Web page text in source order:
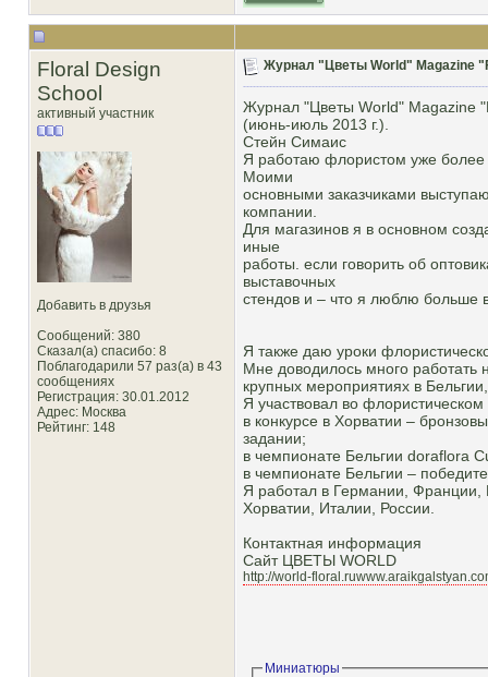
Floral Design
School
активный участник
Добавить в друзья
Сообщений: 380
Сказал(а) спасибо: 8
Поблагодарили 57 раз(а) в 43
сообщениях
Регистрация: 30.01.2012
Адрес: Москва
Рейтинг: 148
Журнал "Цветы World" Magazine
Журнал "Цветы World" Magazine
(июнь-июль 2013 г.).
Стейн Симаис
Я работаю флористом уже более
Моими
основными заказчиками
компании.
Для магазинов я в основном
иные
работы. если говорить об
выставочных
стендов и – что я люблю больше
Я также даю уроки
Мне доводилось много работать
крупных мероприятиях в
Я участвовал во
в конкурсе в Хорватии –
задании;
в чемпионате Бельгии doraflora
в чемпионате Бельгии –
Я работал в Германии, Франции,
Хорватии, Италии, России.
Контактная информация
Сайт ЦВЕТЫ WORLD
http://world-
Миниатюры